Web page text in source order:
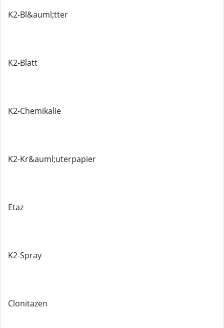
K2-Bl&auml;tter
K2-Blatt
K2-Chemikalie
K2-Kr&auml;uterpapier
Etaz
K2-Spray
Clonitazen